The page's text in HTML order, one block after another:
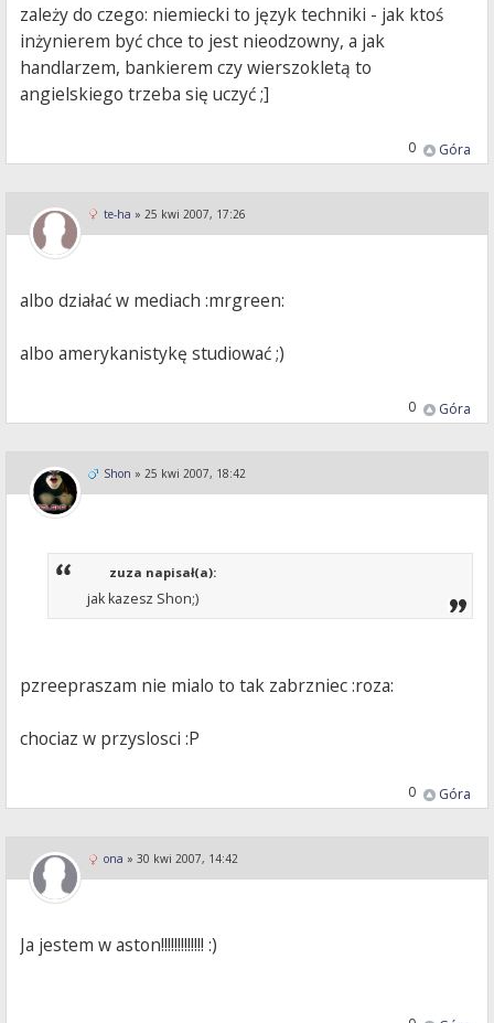
zależy do czego: niemiecki to język techniki - jak ktoś
inżynierem być chce to jest nieodzowny, a jak
handlarzem, bankierem czy wierszokletą to
angielskiego trzeba się uczyć ;]
Góra
0
te-ha » 25 kwi 2007, 17:26
albo działać w mediach :mrgreen:
albo amerykanistykę studiować ;)
Góra
0
Shon » 25 kwi 2007, 18:42
zuza napisał(a):
jak kazesz Shon;)
pzreepraszam nie mialo to tak zabrzniec :roza:
chociaz w przyslosci :P
Góra
0
ona » 30 kwi 2007, 14:42
Ja jestem w aston!!!!!!!!!!!!! :)